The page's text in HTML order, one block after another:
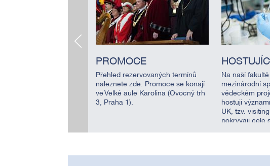
PROMOCE
Přehled rezervovaných termínů
naleznete zde. Promoce se konají
ve Velké aule Karolina (Ovocný trh
3, Praha 1).
Na naší
mezinárodní
vědeckém
hostují
UK, tzv.
pokrývají celé